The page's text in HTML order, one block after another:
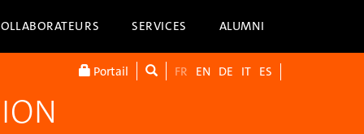
SERVICES ALUMNI
Portail FR EN DE IT ES